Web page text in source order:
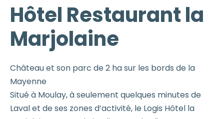
Hôtel Restaurant la
Marjolaine
Château et son parc de 2 ha sur les bords de la
Mayenne
Situé à Moulay, à seulement quelques minutes de
Laval et de ses zones d’activité, le Logis Hôtel la